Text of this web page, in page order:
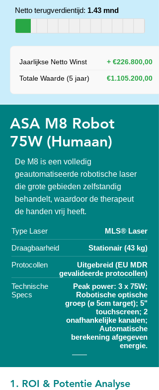
Netto terugverdientijd: 1.43 mnd
Jaarlijkse Netto Winst + €226.800,00
Totale Waarde (5 jaar) €1.105.200,00
ASA M8 Robot
75W (Humaan)
De M8 is een volledig
geautomatiseerde robotische laser
die grote gebieden zelfstandig
behandelt, waardoor de therapeut
de handen vrij heeft.
Type Laser
MLS® Laser
Draagbaarheid
Stationair (43 kg)
Protocollen
Uitgebreid (EU MDR
gevalideerde protocollen)
Technische
Specs
Peak power: 3 x 75W;
Robotische optische
groep (ø 5cm target); 5"
touchscreen; 2
onafhankelijke kanalen;
Automatische
berekening afgegeven
energie.
1. ROI & Potentie Analyse